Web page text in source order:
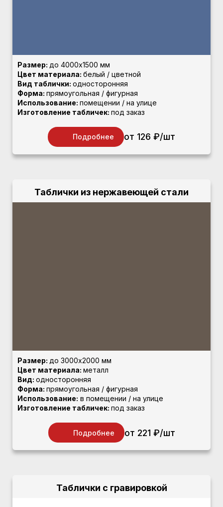
Размер: до 4000х1500 мм
Цвет материала: белый / цветной
Вид таблички: односторонняя
Форма: прямоугольная / фигурная
Использование: помещении / на улице
Изготовление табличек: под заказ
Подробнее от 126 ₽/шт
Таблички из нержавеющей стали
Размер: до 3000х2000 мм
Цвет материала: металл
Вид: односторонняя
Форма: прямоугольная / фигурная
Использование: в помещении / на улице
Изготовление табличек: под заказ
Подробнее от 221 ₽/шт
Таблички с гравировкой